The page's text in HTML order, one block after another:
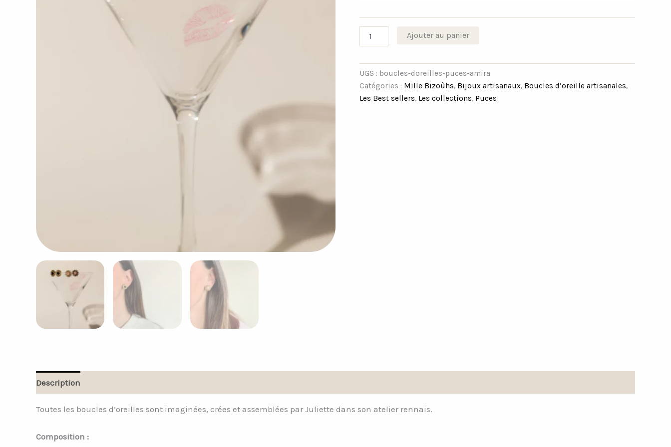
Ajouter au panier
UGS : boucles-doreilles-puces-amira
Catégories : Mille Bizoùhs, Bijoux artisanaux, Boucles d’oreille artisanales,
Les Best sellers, Les collections, Puces
Description
Toutes les boucles d’oreilles sont imaginées, crées et assemblées par Juliette dans son atelier rennais.
Composition :